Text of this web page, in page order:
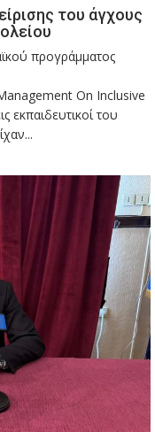
του άγχους
προγράμματος
On Inclusive
εκπαιδευτικοί του